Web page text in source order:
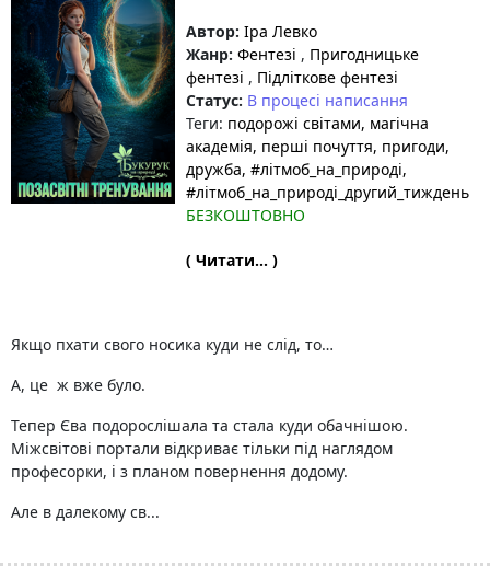
Автор: Іра Левко
Жанр: Фентезі , Пригодницьке
фентезі , Підліткове фентезі
Статус: В процесі написання
Теги: подорожі світами, магічна
академія, перші почуття, пригоди,
дружба, #літмоб_на_природі,
#літмоб_на_природі_другий_тиждень
БЕЗКОШТОВНО
( Читати... )
Якщо пхати свого носика куди не слід, то…
А, це ж вже було.
Тепер Єва подорослішала та стала куди обачнішою.
Міжсвітові портали відкриває тільки під наглядом
професорки, і з планом повернення додому.
Але в далекому св...